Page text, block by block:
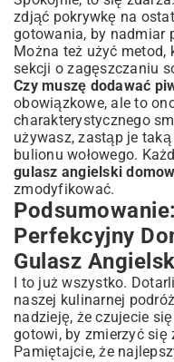
zdjąć pokrywkę na
gotowania, by nadmiar
Można też użyć metod,
sekcji o zagęszczaniu
Czy muszę dodawać
obowiązkowe, ale to
charakterystycznego
używasz, zastąp je
bulionu wołowego.
gulasz angielski
zmodyfikować.
Perfekcyjny
Gulasz
I to już wszystko.
naszej kulinarnej
nadzieję, że czujecie
gotowi, by zmierzyć się
Pamiętajcie, że